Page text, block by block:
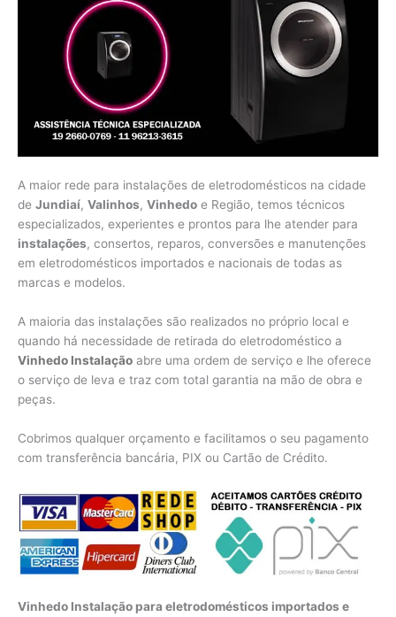
A maior rede para instalações de eletrodomésticos na cidade
de Jundiaí, Valinhos, Vinhedo e Região, temos técnicos
especializados, experientes e prontos para lhe atender para
instalações, consertos, reparos, conversões e manutenções
em eletrodomésticos importados e nacionais de todas as
marcas e modelos.
A maioria das instalações são realizados no próprio local e
quando há necessidade de retirada do eletrodoméstico a
Vinhedo Instalação abre uma ordem de serviço e lhe oferece
o serviço de leva e traz com total garantia na mão de obra e
peças.
Cobrimos qualquer orçamento e facilitamos o seu pagamento
com transferência bancária, PIX ou Cartão de Crédito.
Vinhedo Instalação para eletrodomésticos importados e